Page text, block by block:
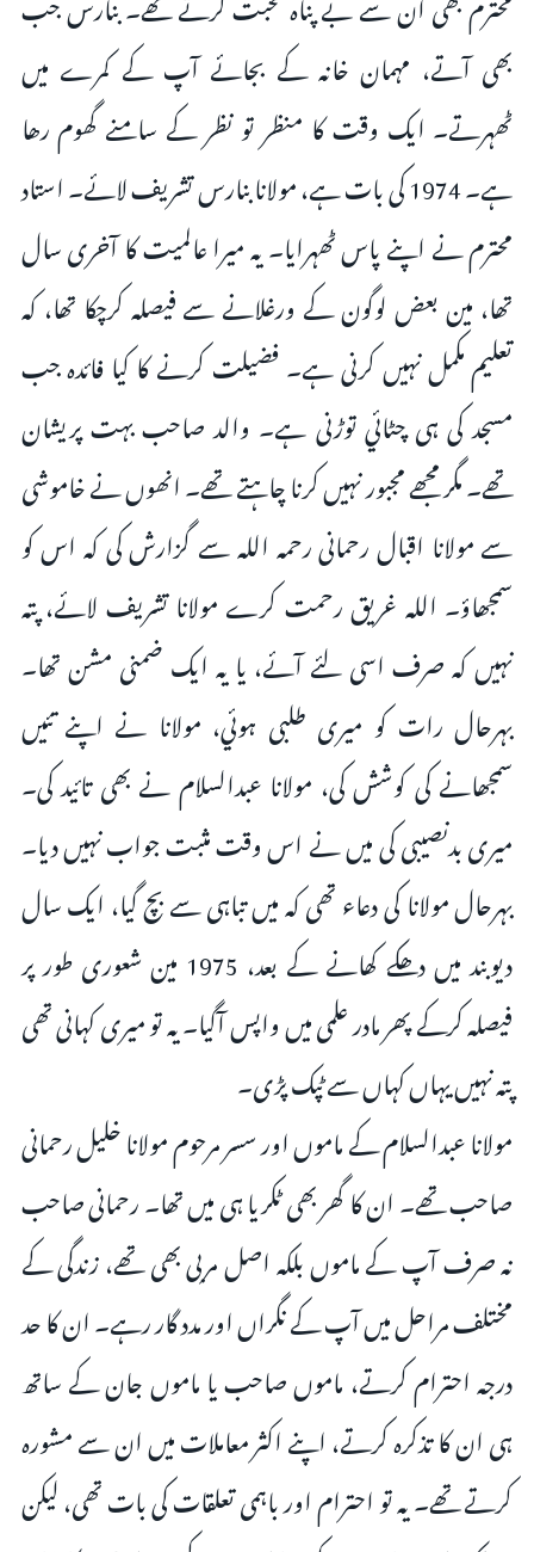
بھی آتے، مہمان خانہ کے بجائے آپ کے کمرے میں
ٹھہرتے۔ ایک وقت کا منظر تو نظر کے سامنے گھوم رھا
ہے۔ 1974 کی بات ہے، مولانا بنارس تشریف لائے۔ استاد
محترم نے اپنے پاس ٹھہرایا۔ یہ میرا عالمیت کا آخری سال
تھا، مین بعض لوگون کے ورغلانے سے فیصلہ کرچکا تھا، کہ
تعلیم مکمل نہیں کرنی ہے۔ فضیلت کرنے کا کیا فائدہ جب
مسجد کی ہی چٹائي توڑنی ہے۔ والد صاحب بہت پریشان
تھے۔ مگر مجھے مجبور نہیں کرنا چاہتے تھے۔ انھوں نے خاموشی
سے مولانا اقبال رحمانی رحمہ اللہ سے گزارش کی کہ اس کو
سمجھاؤ۔ اللہ غریق رحمت کرے مولانا تشریف لائے، پتہ
نہیں کہ صرف اسی لئے آئے، یا یہ ایک ضمنی مشن تھا۔
بہرحال رات کو میری طلبی ہوئي، مولانا نے اپنے تئیں
سمجھانے کی کوشش کی، مولانا عبدالسلام نے بھی تائید کی۔
میری بدنصیبی کی میں نے اس وقت مثبت جواب نہیں دیا۔
بہرحال مولانا کی دعاء تھی کہ میں تباہی سے بچ گیا، ایک سال
دیوبند میں دھکے کھانے کے بعد، 1975 مین شعوری طور پر
فیصلہ کرکے پھر مادر علمی میں واپس آگیا۔ یہ تو میری کہانی تھی
پتہ نہیں یہاں کہاں سے ٹپک پڑی۔
مولانا عبدالسلام کے ماموں اور سسر مرحوم مولانا خلیل رحمانی
صاحب تھے۔ ان کا گھر بھی ٹکریا ہی میں تھا۔ رحمانی صاحب
نہ صرف آپ کے ماموں بلکہ اصل مربی بھی تھے، زندگی کے
مختلف مراحل میں آپ کے نگراں اور مدد گار رہے۔ ان کا حد
درجہ احترام کرتے، ماموں صاحب یا ماموں جان کے ساتھ
ہی ان کا تذکرہ کرتے، اپنے اکثر معاملات میں ان سے مشورہ
کرتے تھے۔ یہ تو احترام اور باہمی تعلقات کی بات تھی، لیکن